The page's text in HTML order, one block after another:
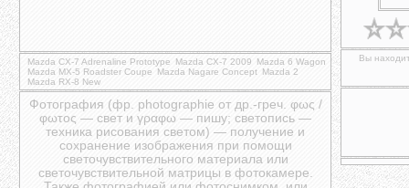
Mazda CX-7 Adrenaline Prototype Mazda CX-7 2009
Mazda 6 Wagon
Mazda MX-5 Roadster Coupe
Mazda Nagare Concept Mazda 2
Mazda RX-8 New
Фотография (фр. photographie от др.-греч. φως /
φωτος — свет и γραφω — пишу; светопись —
техника рисования светом) — получение и
сохранение изображения при помощи
светочувствительного материала или
светочувствительной матрицы в фотокамере.
Вы